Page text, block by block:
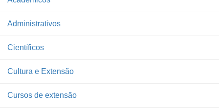
Administrativos
Científicos
Cultura e Extensão
Cursos de extensão